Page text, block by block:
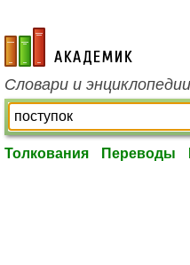
academic.ru
Словари и
Толкования Переводы